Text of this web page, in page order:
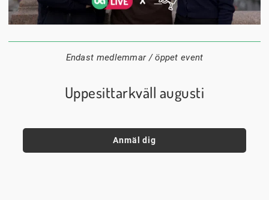
24 augusti
20:00
Endast medlemmar / öppet event
Uppesittarkväll augusti
Anmäl dig